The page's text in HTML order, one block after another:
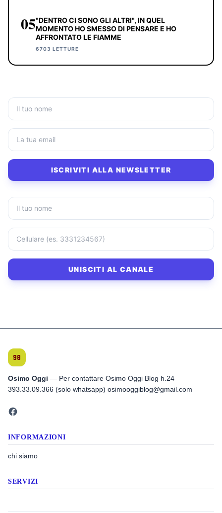
05"DENTRO CI SONO GLI ALTRI", IN QUEL
MOMENTO HO SMESSO DI PENSARE E HO
AFFRONTATO LE FIAMME
6703 LETTURE
ISCRIVITI ALLA NEWSLETTER
UNISCITI AL CANALE
Osimo Oggi — Per contattare Osimo Oggi Blog h.24
393.33.09.366 (solo whatsapp) osimooggiblog@gmail.com
INFORMAZIONI
chi siamo
SERVIZI